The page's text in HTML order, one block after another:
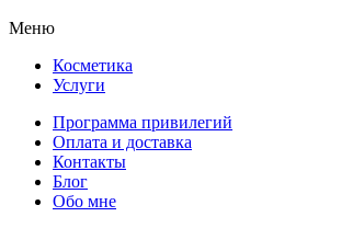
Меню
Косметика
Услуги
Программа привилегий
Оплата и доставка
Контакты
Блог
Обо мне